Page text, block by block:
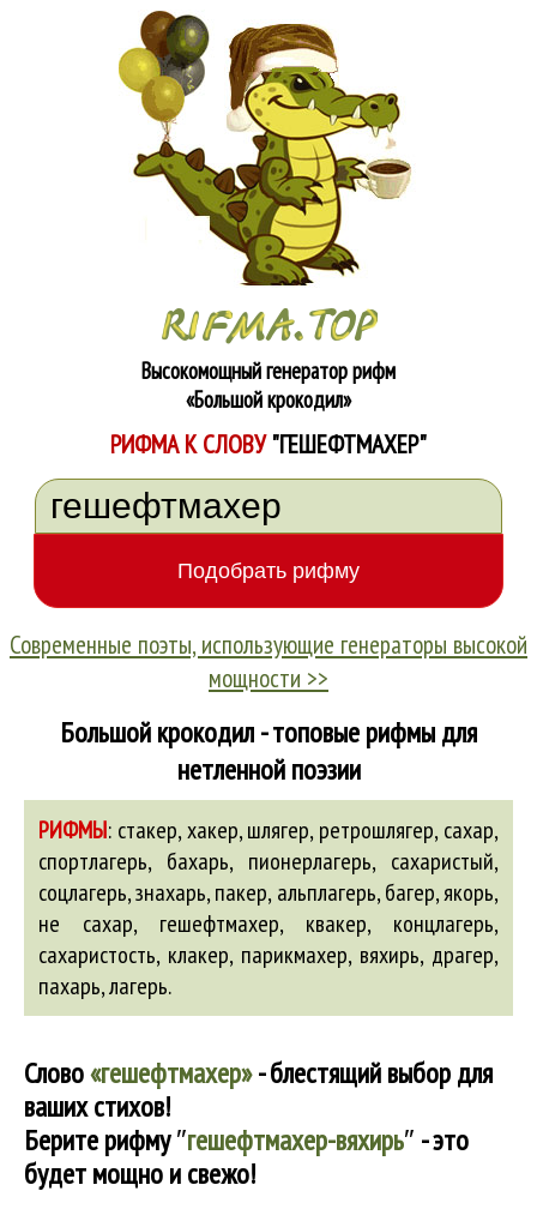
Высокомощный генератор рифм
«Большой крокодил»
РИФМА К СЛОВУ"ГЕШЕФТМАХЕР"
Современные поэты, использующие генераторы высокой
мощности >>
Большой крокодил - топовые рифмы для
нетленной поэзии
РИФМЫ: стакер, хакер, шлягер, ретрошлягер, сахар,
спортлагерь, бахарь, пионерлагерь, сахаристый,
соцлагерь,знахарь,пакер,альплагерь,багер, якорь,
не сахар, гешефтмахер, квакер, концлагерь,
сахаристость, клакер, парикмахер, вяхирь, драгер,
пахарь,лагерь.
Слово«гешефтмахер»- блестящий выбор для
ваших стихов!
Берите рифму″гешефтмахер-вяхирь″ - это
будет мощно и свежо!